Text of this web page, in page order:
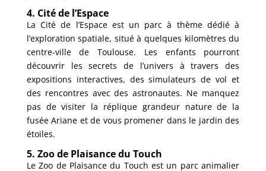
4. Cité de l’Espace
La Cité de l’Espace est un parc à thème dédié à
l’exploration spatiale, situé à quelques kilomètres du
centre-ville de Toulouse. Les enfants pourront
découvrir les secrets de l’univers à travers des
expositions interactives, des simulateurs de vol et
des rencontres avec des astronautes. Ne manquez
pas de visiter la réplique grandeur nature de la
fusée Ariane et de vous promener dans le jardin des
étoiles.
5. Zoo de Plaisance du Touch
Le Zoo de Plaisance du Touch est un parc animalier